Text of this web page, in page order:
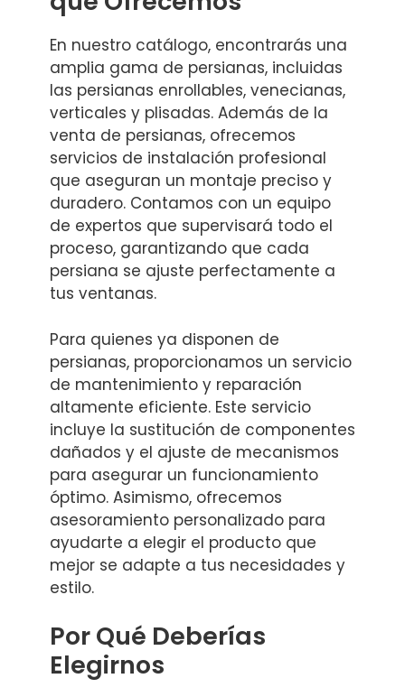
En nuestro catálogo, encontrarás una
amplia gama de persianas, incluidas
las persianas enrollables, venecianas,
verticales y plisadas. Además de la
venta de persianas, ofrecemos
servicios de instalación profesional
que aseguran un montaje preciso y
duradero. Contamos con un equipo
de expertos que supervisará todo el
proceso, garantizando que cada
persiana se ajuste perfectamente a
tus ventanas.
Para quienes ya disponen de
persianas, proporcionamos un servicio
de mantenimiento y reparación
altamente eficiente. Este servicio
incluye la sustitución de componentes
dañados y el ajuste de mecanismos
para asegurar un funcionamiento
óptimo. Asimismo, ofrecemos
asesoramiento personalizado para
ayudarte a elegir el producto que
mejor se adapte a tus necesidades y
estilo.
Por Qué Deberías
Elegirnos